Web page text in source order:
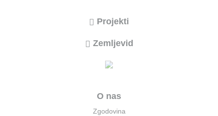
Projekti
Zemljevid
O nas
Zgodovina